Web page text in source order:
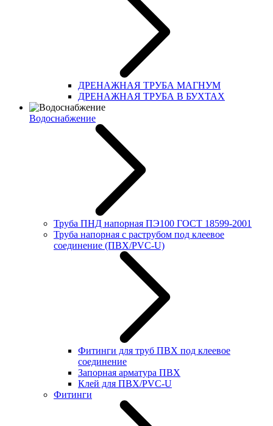
ДРЕНАЖНАЯ ТРУБА МАГНУМ
ДРЕНАЖНАЯ ТРУБА В БУХТАХ
Водоснабжение
Труба ПНД напорная ПЭ100 ГОСТ 18599-2001
Труба напорная с раструбом под клеевое
соединение (ПВХ/PVC-U)
Фитинги для труб ПВХ под клеевое
соединение
Запорная арматура ПВХ
Клей для ПВХ/PVC-U
Фитинги